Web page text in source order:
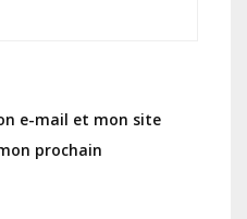
e-mail et mon site
prochain